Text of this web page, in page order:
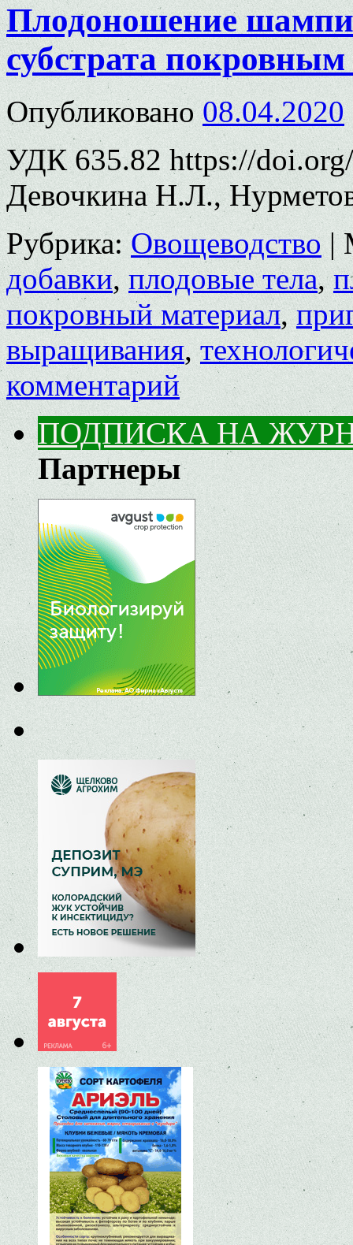
Плодоношение
субстрата
Опубликовано 08.04.2020
УДК 635.82 https://
Девочкина Н.Л.,
Рубрика: Овощеводство |
добавки,плодовые тела,
покровный материал,
выращивания,
комментарий
ПОДПИСКА НА
Партнеры